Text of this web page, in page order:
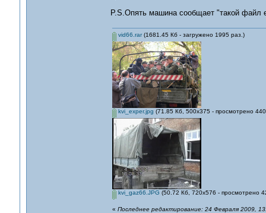
P.S.Опять машина сообщает "такой файл
vid66.rar(1681.45 Кб - загружено 1995 раз.)
kvi_exper.jpg (71.85 Кб, 500x375 - просмотрено
kvi_gaz66.JPG (50.72 Кб, 720x576 - просмотрено
« Последнее редактирование: 24 Февраля 2009,